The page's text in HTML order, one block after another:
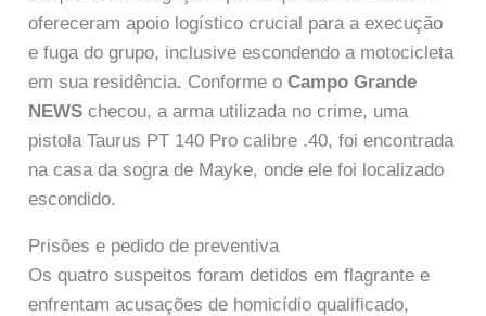
ofereceram apoio logístico crucial para a execução
e fuga do grupo, inclusive escondendo a motocicleta
em sua residência. Conforme oCampo Grande
NEWS checou, a arma utilizada no crime, uma
pistola Taurus PT 140 Pro calibre .40, foi encontrada
na casa da sogra de Mayke, onde ele foi localizado
escondido.
Prisões e pedido de preventiva
Os quatro suspeitos foram detidos em flagrante e
enfrentam acusações de homicídio qualificado,